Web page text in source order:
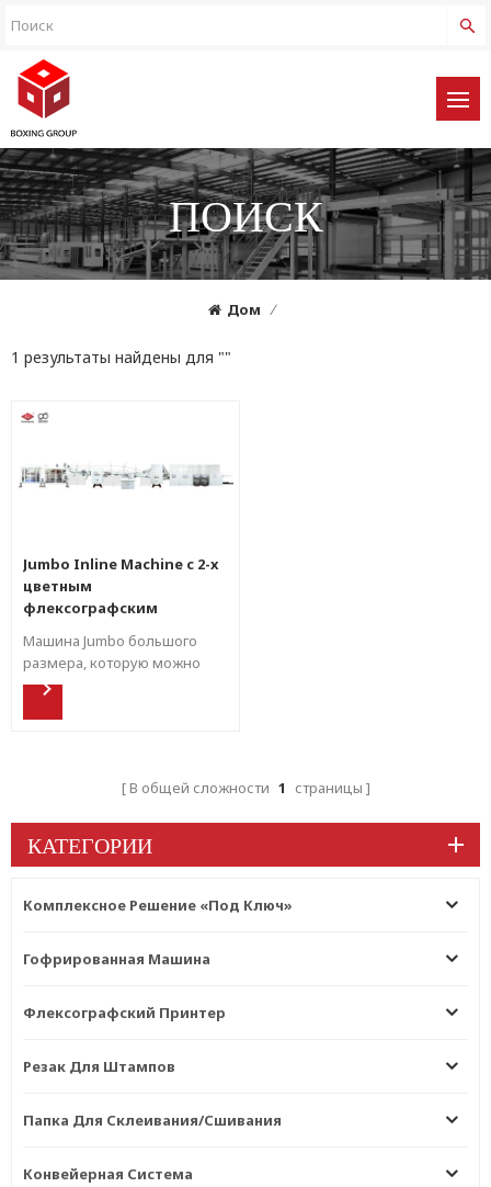
ПОИСК
Дом /
1 результаты найдены для ""
Jumbo Inline Machine с 2-х
цветным
флексографским
ротационной
высекальной машиной
Машина Jumbo большого
размера, которую можно
настроить для специального
выталкиванию .В общей сложности 1 страницы
КАТЕГОРИИ
Комплексное Решение «под Ключ»
Гофрированная Машина
Флексографский Принтер
Резак Для Штампов
Папка Для Склеивания/сшивания
Конвейерная Система